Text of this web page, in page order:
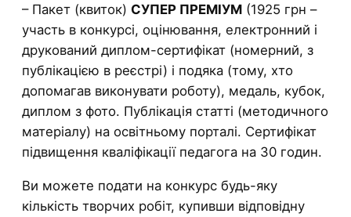
– Пакет (квиток) СУПЕР ПРЕМІУМ (1925 грн –
участь в конкурсі, оцінювання, електронний і
друкований диплом-сертифікат (номерний, з
публікацією в реєстрі) і подяка (тому, хто
допомагав виконувати роботу), медаль, кубок,
диплом з фото. Публікація статті (методичного
матеріалу) на освітньому порталі. Сертифікат
підвищення кваліфікації педагога на 30 годин.
Ви можете подати на конкурс будь-яку
кількість творчих робіт, купивши відповідну